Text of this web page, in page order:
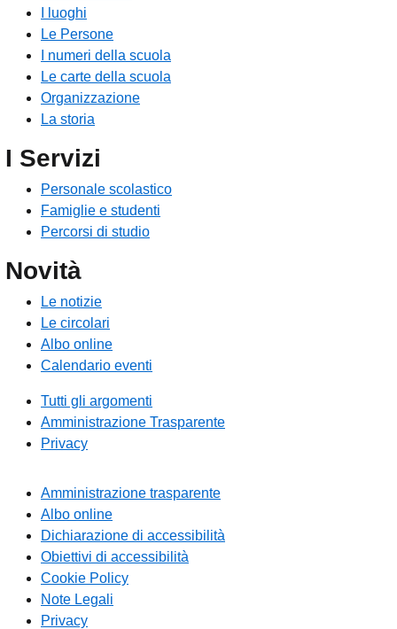
I luoghi
Le Persone
I numeri della scuola
Le carte della scuola
Organizzazione
La storia
I Servizi
Personale scolastico
Famiglie e studenti
Percorsi di studio
Novità
Le notizie
Le circolari
Albo online
Calendario eventi
Tutti gli argomenti
Amministrazione Trasparente
Privacy
Amministrazione trasparente
Albo online
Dichiarazione di accessibilità
Obiettivi di accessibilità
Cookie Policy
Note Legali
Privacy